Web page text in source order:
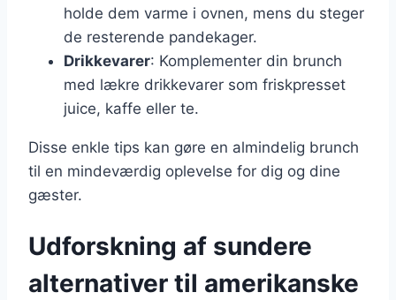
holde dem varme i ovnen, mens du steger
de resterende pandekager.
Drikkevarer: Komplementer din brunch
med lækre drikkevarer som friskpresset
juice, kaffe eller te.
Disse enkle tips kan gøre en almindelig brunch
til en mindeværdig oplevelse for dig og dine
gæster.
Udforskning af sundere
alternativer til amerikanske